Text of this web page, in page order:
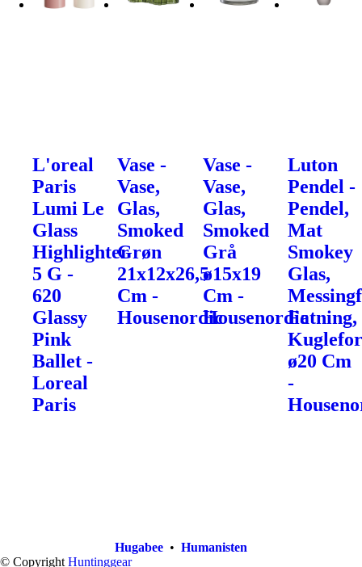
L'oreal
Paris
Lumi Le
Glass
Highlighter
5 G -
620
Glassy
Pink
Ballet -
Loreal
Paris
Vase -
Vase,
Glas,
Smoked
Grøn
21x12x26,5
Cm -
Housenordic
Vase -
Vase,
Glas,
Smoked
Grå
ø15x19
Cm -
Housenordic
Luton
Pendel -
Pendel,
Mat
Smokey
Glas,
Fatning,
ø20 Cm
-
Hugabee• Humanisten
© Copyright Huntinggear